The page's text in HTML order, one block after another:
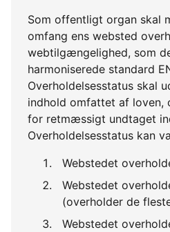
Som offentligt organ skal
omfang ens websted
webtilgængelighed, som
harmoniserede standard
Overholdelsesstatus skal
indhold omfattet af loven,
for retmæssigt undtaget
Overholdelsesstatus kan
Webstedet
Webstedet
(overholder de
Webstedet